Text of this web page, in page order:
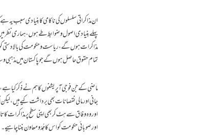
ان مذاکراتی سلسلوں کی ناکامی کا بنیادی سبب
پہلے بنیادی اصول وضوابط طے ہوں، ہماری نظر
مذاکرات ہوں گے، ریاست وحکومت کی بالادستی کو
تمام حقوق حاصل ہوں گے جو پاکستان میں مذہبی
ماضی کے جن فوجی آپریشنوں کا ہم نے ذکر کیا
اور وہ وفاق سے ہٹ کر بھی اپنی سطح پر مذاکرات
اور صوبائی حکومت کو اس کا مُمِدّومعاون بننا چاہیے۔